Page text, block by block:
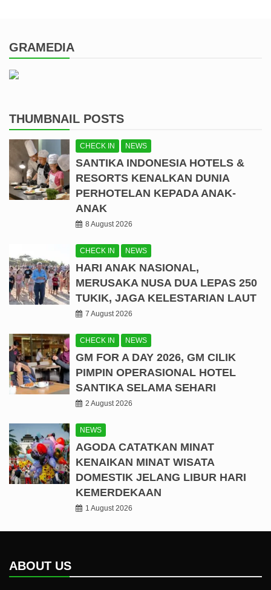
GRAMEDIA
THUMBNAIL POSTS
CHECK IN NEWS
SANTIKA INDONESIA HOTELS &
RESORTS KENALKAN DUNIA
PERHOTELAN KEPADA ANAK-
ANAK
8 August 2026
CHECK IN NEWS
HARI ANAK NASIONAL,
MERUSAKA NUSA DUA LEPAS 250
TUKIK, JAGA KELESTARIAN LAUT
7 August 2026
CHECK IN NEWS
GM FOR A DAY 2026, GM CILIK
PIMPIN OPERASIONAL HOTEL
SANTIKA SELAMA SEHARI
2 August 2026
NEWS
AGODA CATATKAN MINAT
KENAIKAN MINAT WISATA
DOMESTIK JELANG LIBUR HARI
KEMERDEKAAN
1 August 2026
ABOUT US